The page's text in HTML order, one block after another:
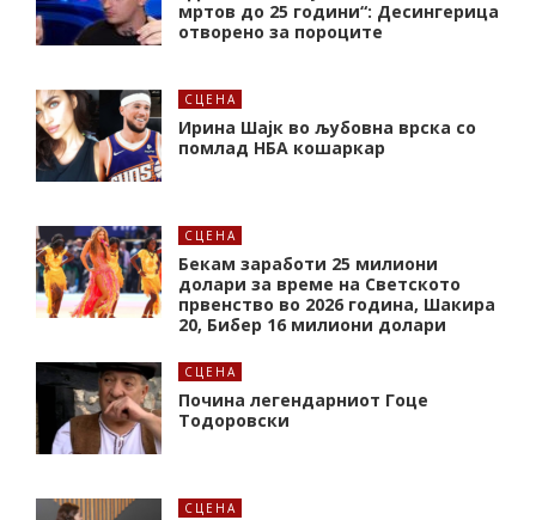
мртов до 25 години“: Десингерица
отворено за пороците
СЦЕНА
Ирина Шајк во љубовна врска со
помлад НБА кошаркар
СЦЕНА
Бекам заработи 25 милиони
долари за време на Светското
првенство во 2026 година, Шакира
20, Бибер 16 милиони долари
СЦЕНА
Почина легендарниот Гоце
Тодоровски
СЦЕНА